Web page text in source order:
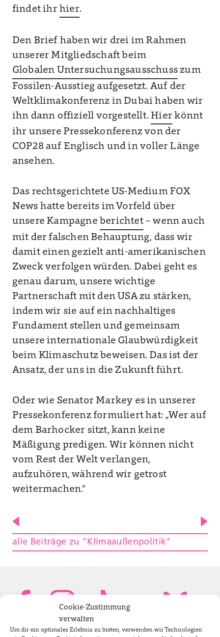
Cookie-Zustimmung
verwalten
Um dir ein optimales Erlebnis zu bieten, verwenden wir Technologien
findet ihrhier.
Den Brief haben wir drei im Rahmen
unserer Mitgliedschaft beim
Globalen Untersuchungsausschuss zum
Fossilen-Ausstieg aufgesetzt. Auf der
Weltklimakonferenz in Dubai haben wir
ihn dann offiziell vorgestellt.Hier könnt
ihr unsere Pressekonferenz von der
COP28 auf Englisch und in voller Länge
ansehen.
Das rechtsgerichtete US-Medium FOX
News hatte bereits im Vorfeld über
unsere Kampagne berichtet– wenn auch
mit der falschen Behauptung, dass wir
damit einen gezielt anti-amerikanischen
Zweck verfolgen würden. Dabei geht es
genau darum, unsere wichtige
Partnerschaft mit den USA zu stärken,
indem wir sie auf ein nachhaltiges
Fundament stellen und gemeinsam
unsere internationale Glaubwürdigkeit
beim Klimaschutz beweisen. Das ist der
Ansatz, der uns in die Zukunft führt.
Oder wie Senator Markey es in unserer
Pressekonferenz formuliert hat: „Wer auf
dem Barhocker sitzt, kann keine
Mäßigung predigen. Wir können nicht
vom Rest der Welt verlangen,
aufzuhören, während wir getrost
weitermachen.“
alle Beiträge zu "Klimaaußenpolitik"